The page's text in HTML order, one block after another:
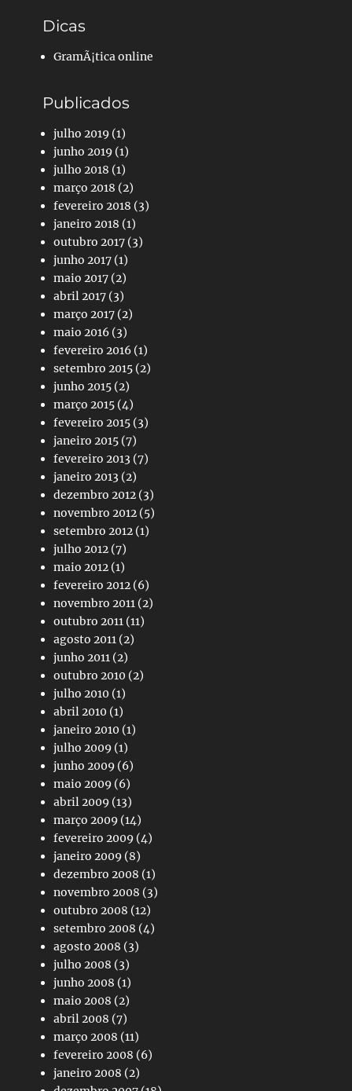
Dicas
GramÃ¡tica online
Publicados
julho 2019 (1)
junho 2019 (1)
julho 2018 (1)
março 2018 (2)
fevereiro 2018 (3)
janeiro 2018 (1)
outubro 2017 (3)
junho 2017 (1)
maio 2017 (2)
abril 2017 (3)
março 2017 (2)
maio 2016 (3)
fevereiro 2016 (1)
setembro 2015 (2)
junho 2015 (2)
março 2015 (4)
fevereiro 2015 (3)
janeiro 2015 (7)
fevereiro 2013 (7)
janeiro 2013 (2)
dezembro 2012 (3)
novembro 2012 (5)
setembro 2012 (1)
julho 2012 (7)
maio 2012 (1)
fevereiro 2012 (6)
novembro 2011 (2)
outubro 2011 (11)
agosto 2011 (2)
junho 2011 (2)
outubro 2010 (2)
julho 2010 (1)
abril 2010 (1)
janeiro 2010 (1)
julho 2009 (1)
junho 2009 (6)
maio 2009 (6)
abril 2009 (13)
março 2009 (14)
fevereiro 2009 (4)
janeiro 2009 (8)
dezembro 2008 (1)
novembro 2008 (3)
outubro 2008 (12)
setembro 2008 (4)
agosto 2008 (3)
julho 2008 (3)
junho 2008 (1)
maio 2008 (2)
abril 2008 (7)
março 2008 (11)
fevereiro 2008 (6)
janeiro 2008 (2)